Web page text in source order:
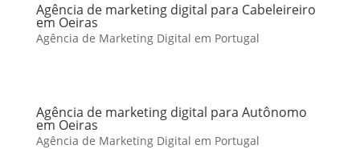
Agência de marketing digital para Cabeleireiro
em Oeiras
Agência de Marketing Digital em Portugal
Agência de marketing digital para Autônomo
em Oeiras
Agência de Marketing Digital em Portugal